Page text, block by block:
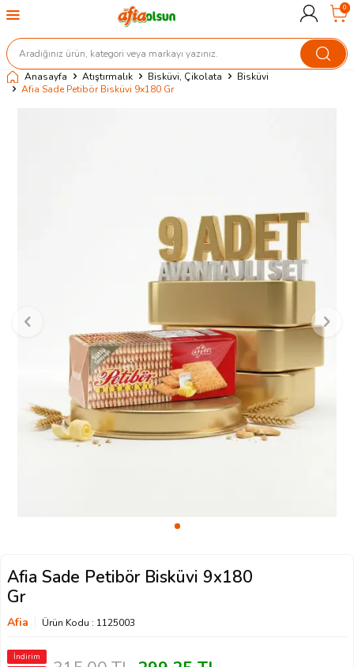
0
Anasayfa Atıştırmalık Bisküvi, Çikolata
Bisküvi
Afia Sade Petibör Bisküvi 9x180 Gr
Afia Sade Petibör Bisküvi 9x180
Gr
Afia Ürün Kodu : 1125003
İndirim